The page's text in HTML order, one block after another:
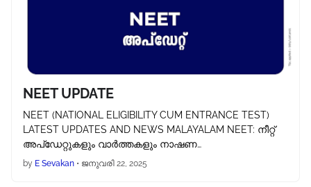
NEET UPDATE
NEET (NATIONAL ELIGIBILITY CUM ENTRANCE TEST)
LATEST UPDATES AND NEWS MALAYALAM NEET: നീറ്റ്
അപ്‌ഡേറ്റുകളും വാർത്തകളും നാഷണ…
by E Sevakan • ജനുവരി 22, 2025